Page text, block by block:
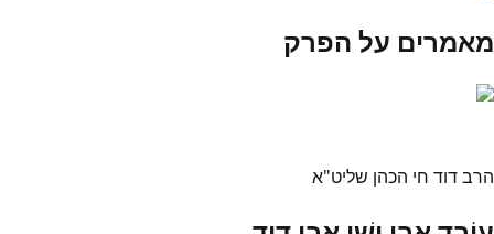
מאמרים על הפרק
הרב דוד חי הכהן שליט"א